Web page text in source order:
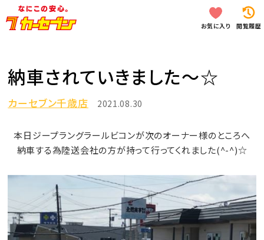
お気に入り 閲覧履歴
納車されていきました～☆
カーセブン千歳店 2021.08.30
本日ジープラングラールビコンが次のオーナー様のところへ
納車する為陸送会社の方が持って行ってくれました(^-^)☆